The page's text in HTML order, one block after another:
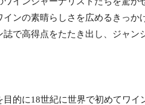
ンの素晴らしさを広めるきっか
で高得点をたたき出し、ジャン
的に18世紀に世界で初めてワ